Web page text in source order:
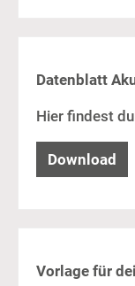
Datenblatt
Hier findest
Download
Vorlage für